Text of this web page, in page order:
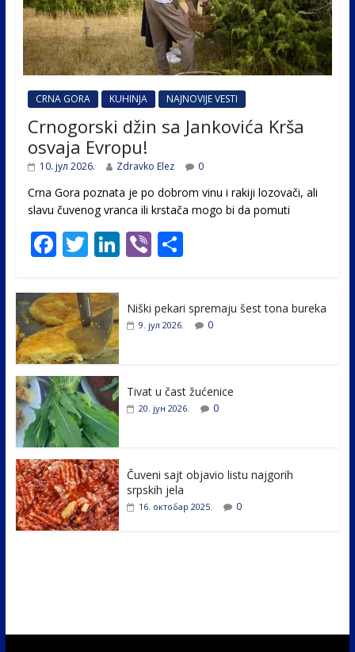
CRNA GORA KUHINJA NAJNOVIJE VESTI
Crnogorski džin sa Jankovića Krša
osvaja Evropu!
10. јул 2026. Zdravko Elez 0
Crna Gora poznata je po dobrom vinu i rakiji lozovači, ali
slavu čuvenog vranca ili krstača mogo bi da pomuti
F
e
b
o
o
k
T
itt
er
Li
e
Vi
er
S
e
Niški pekari spremaju šest tona bureka
9. јул 2026. 0
Tivat u čast žućenice
20. јун 2026. 0
Čuveni sajt objavio listu najgorih
srpskih jela
16. октобар 2025. 0